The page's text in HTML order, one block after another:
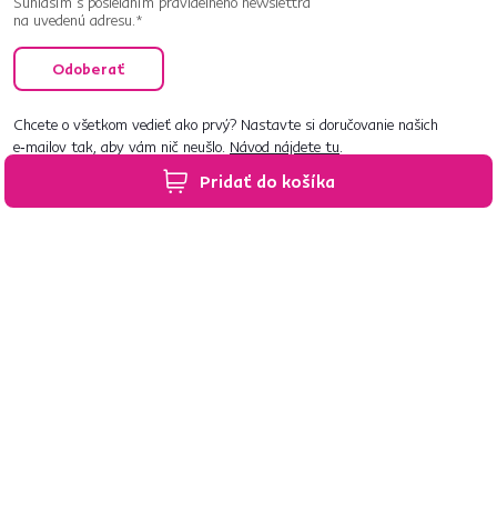
Pridať do košíka
na uvedenú adresu.*
Odoberať
Chcete o všetkom vedieť ako prvý? Nastavte si doručovanie našich
e‑mailov tak, aby vám nič neušlo. Návod nájdete tu.